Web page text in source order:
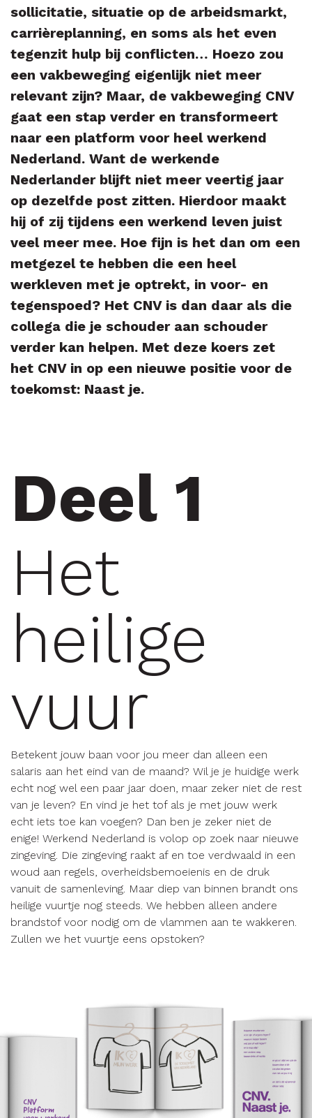
sollicitatie, situatie op de arbeidsmarkt,
carrièreplanning, en soms als het even
tegenzit hulp bij conflicten… Hoezo zou
een vakbeweging eigenlijk niet meer
relevant zijn? Maar, de vakbeweging CNV
gaat een stap verder en transformeert
naar een platform voor heel werkend
Nederland. Want de werkende
Nederlander blijft niet meer veertig jaar
op dezelfde post zitten. Hierdoor maakt
hij of zij tijdens een werkend leven juist
veel meer mee. Hoe fijn is het dan om een
metgezel te hebben die een heel
werkleven met je optrekt, in voor- en
tegenspoed? Het CNV is dan daar als die
collega die je schouder aan schouder
verder kan helpen. Met deze koers zet
het CNV in op een nieuwe positie voor de
toekomst: Naast je.
Deel 1
Het
heilige
vuur
Betekent jouw baan voor jou meer dan alleen een
salaris aan het eind van de maand? Wil je je huidige werk
echt nog wel een paar jaar doen, maar zeker niet de rest
van je leven? En vind je het tof als je met jouw werk
echt iets toe kan voegen? Dan ben je zeker niet de
enige! Werkend Nederland is volop op zoek naar nieuwe
zingeving. Die zingeving raakt af en toe verdwaald in een
woud aan regels, overheidsbemoeienis en de druk
vanuit de samenleving. Maar diep van binnen brandt ons
heilige vuurtje nog steeds. We hebben alleen andere
brandstof voor nodig om de vlammen aan te wakkeren.
Zullen we het vuurtje eens opstoken?